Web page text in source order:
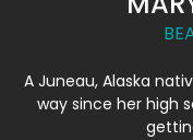
A Juneau, Alaska
way since her high